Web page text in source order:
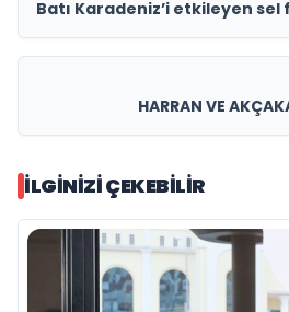
Batı Karadeniz’i etkileyen
HARRAN VE
İLGINIZI ÇEKEBILIR